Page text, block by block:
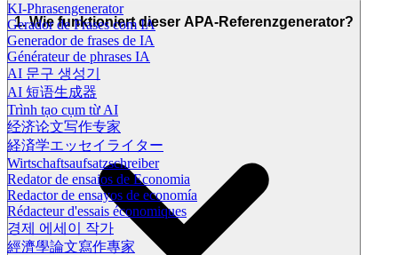
KI-Phrasengenerator
Gerador de Frases com IA
Generador de frases de IA
Générateur de phrases IA
AI 문구 생성기
AI 短语生成器
Trình tạo cụm từ AI
经济论文写作专家
経済学エッセイライター
Wirtschaftsaufsatzschreiber
Redator de ensaios de Economia
Redactor de ensayos de economía
Rédacteur d'essais économiques
경제 에세이 작가
經濟學論文寫作專家
1. Wie funktioniert dieser APA-Referenzgenerator?